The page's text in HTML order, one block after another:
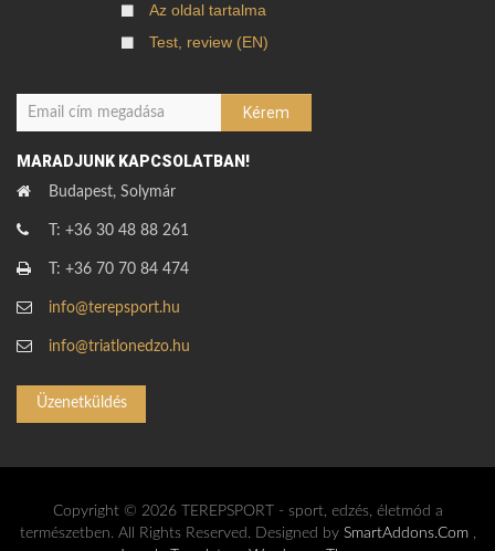
Az oldal tartalma
Test, review (EN)
MARADJUNK KAPCSOLATBAN!
Budapest, Solymár
T: +36 30 48 88 261
T: +36 70 70 84 474
info@terepsport.hu
info@triatlonedzo.hu
Üzenetküldés
Copyright © 2026 TEREPSPORT - sport, edzés, életmód a
természetben. All Rights Reserved. Designed by SmartAddons.Com,